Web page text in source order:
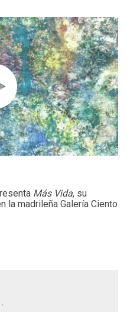
Más Vida, su
la madrileña Galería Ciento